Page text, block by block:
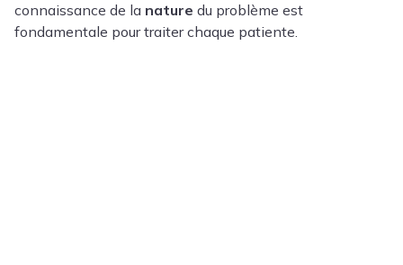
connaissance de la nature du problème est
fondamentale pour traiter chaque patiente.